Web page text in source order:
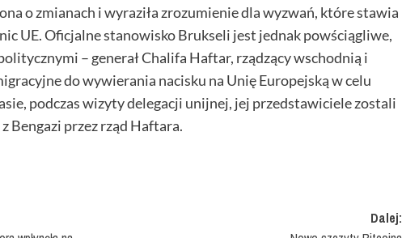
o zmianach i wyraziła zrozumienie dla wyzwań, które stawia
UE. Oficjalne stanowisko Brukseli jest jednak powściągliwe,
– generał Chalifa Haftar, rządzący wschodnią i
do wywierania nacisku na Unię Europejską w celu
podczas wizyty delegacji unijnej, jej przedstawiciele zostali
Bengazi przez rząd Haftara.
Dalej: